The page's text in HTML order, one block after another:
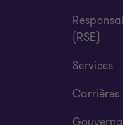
(RSE)
Services
Carrières